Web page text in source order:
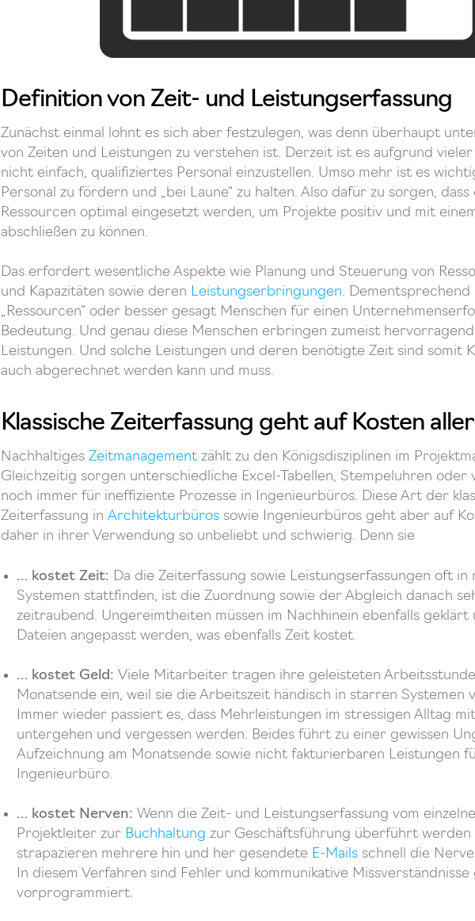
Definition von Zeit- und Leistungserfassung
Zunächst einmal lohnt es sich aber festzulegen, was denn überhaupt
von Zeiten und Leistungen zu verstehen ist. Derzeit ist es aufgrund
nicht einfach, qualifiziertes Personal einzustellen. Umso mehr ist es
Personal zu fördern und „bei Laune“ zu halten. Also dafür zu sorgen,
Ressourcen optimal eingesetzt werden, um Projekte positiv und mit
abschließen zu können.
Das erfordert wesentliche Aspekte wie Planung und Steuerung von
und Kapazitäten sowie deren Leistungserbringungen. Dementsprechend
„Ressourcen“ oder besser gesagt Menschen für einen
Bedeutung. Und genau diese Menschen erbringen zumeist
Leistungen. Und solche Leistungen und deren benötigte Zeit sind somit
auch abgerechnet werden kann und muss.
Klassische Zeiterfassung geht auf Kosten aller
Nachhaltiges Zeitmanagement zählt zu den Königsdisziplinen im
Gleichzeitig sorgen unterschiedliche Excel-Tabellen, Stempeluhren oder
noch immer für ineffiziente Prozesse in Ingenieurbüros. Diese Art der
Zeiterfassung in Architekturbüros sowie Ingenieurbüros geht aber auf
daher in ihrer Verwendung so unbeliebt und schwierig. Denn sie
… kostet Zeit: Da die Zeiterfassung sowie Leistungserfassungen oft in
Systemen stattfinden, ist die Zuordnung sowie der Abgleich danach
zeitraubend. Ungereimtheiten müssen im Nachhinein ebenfalls geklärt
Dateien angepasst werden, was ebenfalls Zeit kostet.
… kostet Geld: Viele Mitarbeiter tragen ihre geleisteten
Monatsende ein, weil sie die Arbeitszeit händisch in starren Systemen
Immer wieder passiert es, dass Mehrleistungen im stressigen Alltag
untergehen und vergessen werden. Beides führt zu einer gewissen
Aufzeichnung am Monatsende sowie nicht fakturierbaren Leistungen
Ingenieurbüro.
… kostet Nerven: Wenn die Zeit- und Leistungserfassung vom
Projektleiter zur Buchhaltung zur Geschäftsführung überführt werden
strapazieren mehrere hin und her gesendete E-Mails schnell die
In diesem Verfahren sind Fehler und kommunikative Missverständnisse
vorprogrammiert.